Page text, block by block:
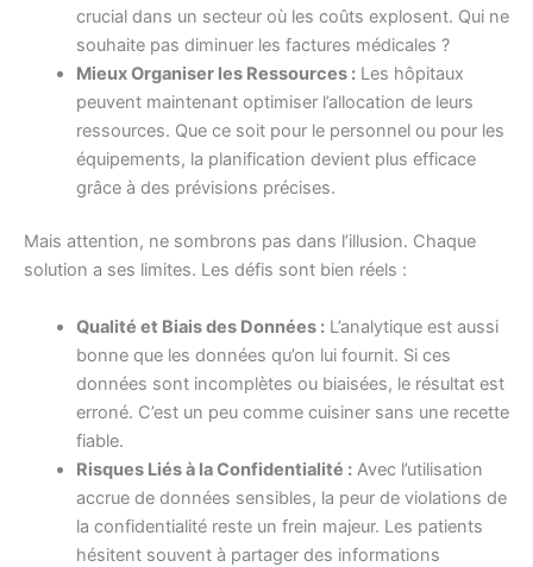
crucial dans un secteur où les coûts explosent. Qui ne
souhaite pas diminuer les factures médicales ?
Mieux Organiser les Ressources :Les hôpitaux
peuvent maintenant optimiser l’allocation de leurs
ressources. Que ce soit pour le personnel ou pour les
équipements, la planification devient plus efficace
grâce à des prévisions précises.
Mais attention, ne sombrons pas dans l’illusion. Chaque
solution a ses limites. Les défis sont bien réels :
Qualité et Biais des Données :L’analytique est aussi
bonne que les données qu’on lui fournit. Si ces
données sont incomplètes ou biaisées, le résultat est
erroné. C’est un peu comme cuisiner sans une recette
fiable.
Risques Liés à la Confidentialité :Avec l’utilisation
accrue de données sensibles, la peur de violations de
la confidentialité reste un frein majeur. Les patients
hésitent souvent à partager des informations